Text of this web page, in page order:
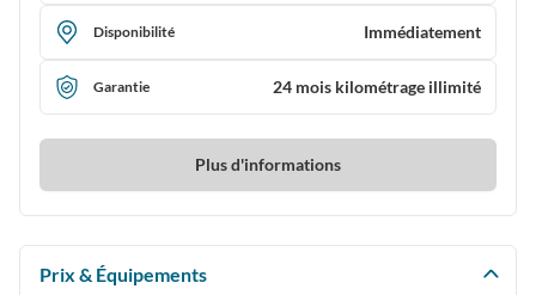
Disponibilité Immédiatement
Garantie 24 mois kilométrage illimité
Plus d'informations
Prix & Équipements